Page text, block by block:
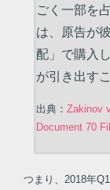
ごく一部を
は、原告が
配」で購入
が引き出す
出典： Zakinov
Document 70
つまり、2018年